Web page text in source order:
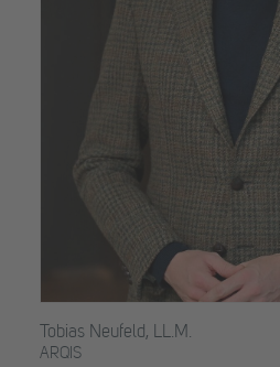
Tobias Neufeld, LL.M.
ARQIS